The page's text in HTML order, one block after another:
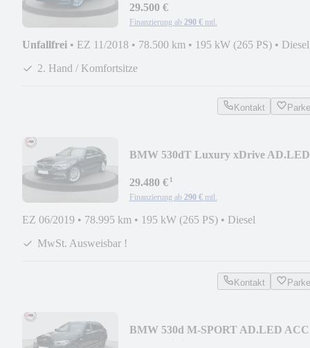
29.500 €
Finanzierung ab 290 € mtl.
Unfallfrei • EZ 11/2018 • 78.500 km • 195 kW (265 PS) • Diesel
2. Hand / Komfortsitze
Kontakt
BMW 530dT Luxury xDrive AD.LED
29.480 €¹
Finanzierung ab 290 € mtl.
EZ 06/2019 • 78.995 km • 195 kW (265 PS) • Diesel
MwSt. Ausweisbar !
Kontakt
BMW 530d M-SPORT AD.LED ACC